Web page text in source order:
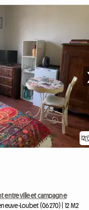
12
entre ville et campagne
Loubet (06270) | 12 M2